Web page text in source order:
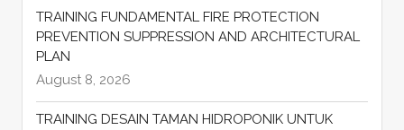
TRAINING FUNDAMENTAL FIRE PROTECTION
PREVENTION SUPPRESSION AND ARCHITECTURAL
PLAN
August 8, 2026
TRAINING DESAIN TAMAN HIDROPONIK UNTUK